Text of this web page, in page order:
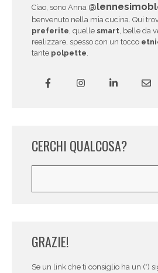
Ciao, sono Anna
benvenuto nella mia cucina. Qui
preferite , quelle smart , belle da
realizzare, spesso con un tocco
tante polpette
CERCHI QUALCOSA?
GRAZIE!
Se un link che ti consiglio ha un (*)